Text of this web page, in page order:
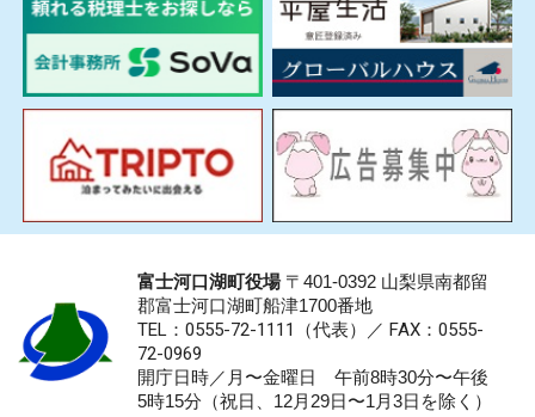
富士河口湖町役場〒401-0392 山梨県南都留
郡富士河口湖町船津1700番地
TEL：0555-72-1111 （代表）／ FAX：0555-
72-0969
開庁日時／月〜金曜日 午前8時30分〜午後
5時15分（祝日、12月29日〜1月3日を除く）